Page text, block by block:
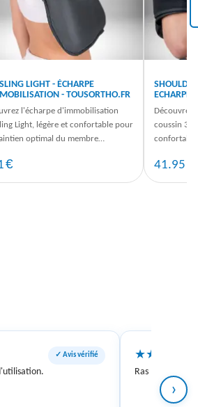
LIGHT - ÉCHARPE
- TOUSORTHO.FR
l'écharpe d'immobilisation
Light, légère et confortable pour
optimal du membre
€
ECHARPE
Découvrez
coussin
41.95
✓ Avis vérifié ★★
Ras
›